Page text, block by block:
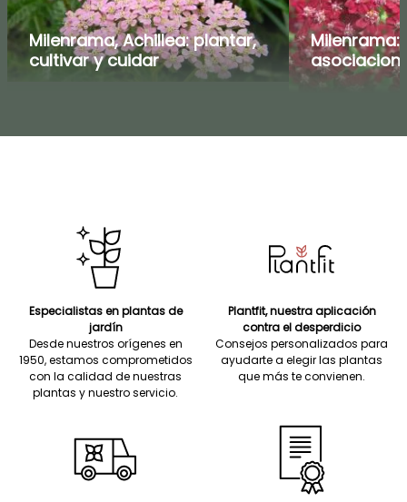
Milenrama, Achillea: plantar,
cultivar y cuidar
Especialistas en plantas de
jardín
Desde nuestros orígenes en
1950, estamos comprometidos
con la calidad de nuestras
plantas y nuestro servicio.
Plantfit, nuestra aplicación
contra el desperdicio
Consejos personalizados para
ayudarte a elegir las plantas
que más te convienen.